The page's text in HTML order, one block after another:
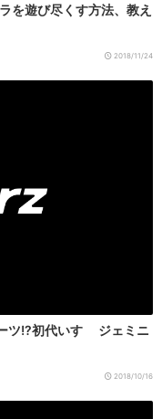
を遊び尽くす方法、教え
2018/11/24
ツ!?初代いすゞ ジェミニ
2018/10/16